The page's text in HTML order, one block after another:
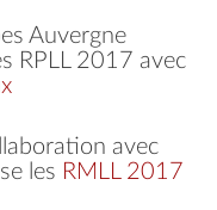
Auvergne
RPLL 2017 avec
avec
les RMLL 2017